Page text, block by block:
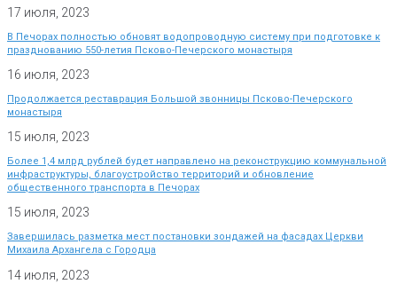
17 июля, 2023
В Печорах полностью обновят водопроводную систему при подготовке к
празднованию 550-летия Псково-Печерского монастыря
16 июля, 2023
Продолжается реставрация Большой звонницы Псково-Печерского
монастыря
15 июля, 2023
Более 1,4 млрд рублей будет направлено на реконструкцию коммунальной
инфраструктуры, благоустройство территорий и обновление
общественного транспорта в Печорах
15 июля, 2023
Завершилась разметка мест постановки зондажей на фасадах Церкви
Михаила Архангела с Городца
14 июля, 2023